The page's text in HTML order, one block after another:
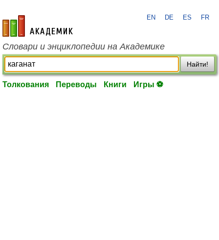
academic.ru
EN DE ES FR
Словари и энциклопедии на Академике
Найти!
Толкования Переводы Книги Игры ⚽